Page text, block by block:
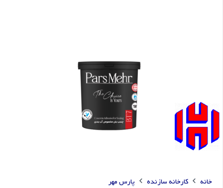
خانه کارخانه سازنده
پارس مهر